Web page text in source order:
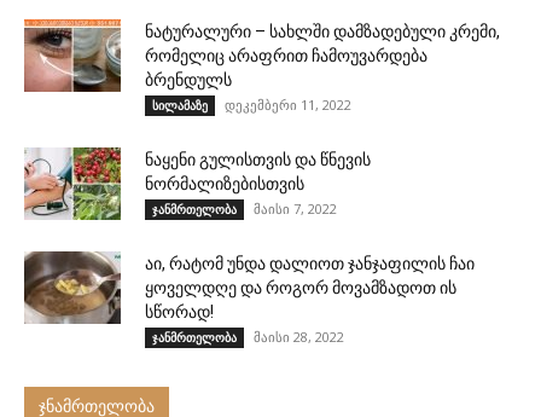
ნატურალური – სახლში დამზადებული კრემი,
რომელიც არაფრით ჩამოუვარდება
ბრენდულს
სილამაზე დეკემბერი 11, 2022
ნაყენი გულისთვის და წნევის
ნორმალიზებისთვის
ჯანმრთელობა მაისი 7, 2022
აი, რატომ უნდა დალიოთ ჯანჯაფილის ჩაი
ყოველდღე და როგორ მოვამზადოთ ის
სწორად!
ჯანმრთელობა მაისი 28, 2022
ჯნამრთელობა